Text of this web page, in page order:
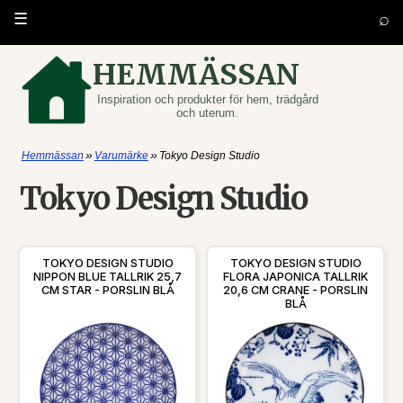
HEMMÄSSAN
Inspiration och produkter för hem, trädgård
och uterum.
☰ ⌕
Hemmässan » Varumärke» Tokyo Design Studio
Tokyo Design Studio
TOKYO DESIGN STUDIO
NIPPON BLUE TALLRIK 25,7
CM STAR - PORSLIN BLÅ
TOKYO DESIGN STUDIO
FLORA JAPONICA TALLRIK
20,6 CM CRANE - PORSLIN
BLÅ